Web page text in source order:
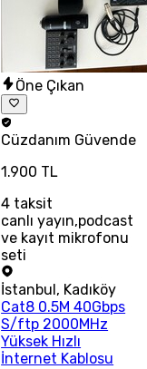
Öne Çıkan
Cüzdanım Güvende
1.900 TL
4 taksit
canlı yayın,podcast
ve kayıt mikrofonu
seti
İstanbul , Kadıköy
Cat8 0.5M 40Gbps
S/ftp 2000MHz
Yüksek Hızlı
İnternet Kablosu